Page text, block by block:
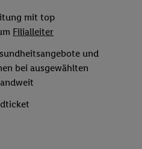
mit top
Filialleiter
und
bei ausgewählten